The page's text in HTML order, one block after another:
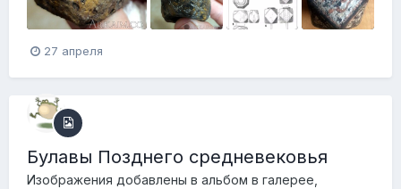
27 апреля
Булавы Позднего средневековья
Изображения добавлены в альбом в галерее,